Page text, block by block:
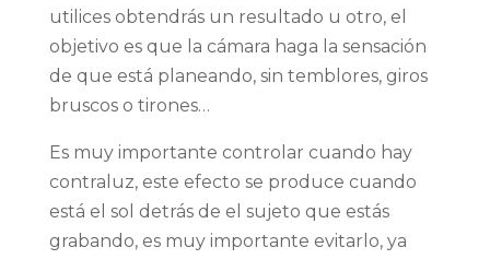
utilices obtendrás un resultado u otro, el
objetivo es que la cámara haga la sensación
de que está planeando, sin temblores, giros
bruscos o tirones…
Es muy importante controlar cuando hay
contraluz, este efecto se produce cuando
está el sol detrás de el sujeto que estás
grabando, es muy importante evitarlo, ya